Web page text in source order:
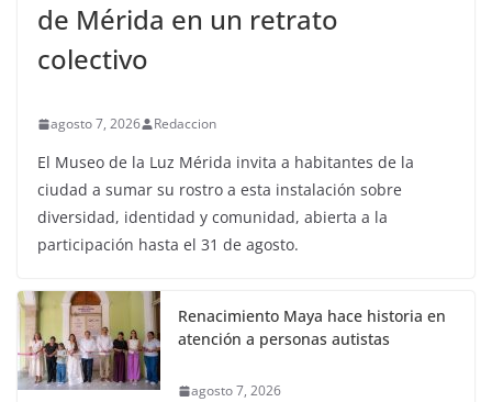
de Mérida en un retrato
colectivo
agosto 7, 2026 Redaccion
El Museo de la Luz Mérida invita a habitantes de la
ciudad a sumar su rostro a esta instalación sobre
diversidad, identidad y comunidad, abierta a la
participación hasta el 31 de agosto.
Renacimiento Maya hace historia en
atención a personas autistas
agosto 7, 2026